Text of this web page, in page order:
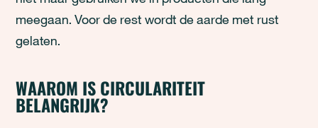
meegaan. Voor de rest wordt de aarde met rust
gelaten.
WAAROM IS CIRCULARITEIT
BELANGRIJK?